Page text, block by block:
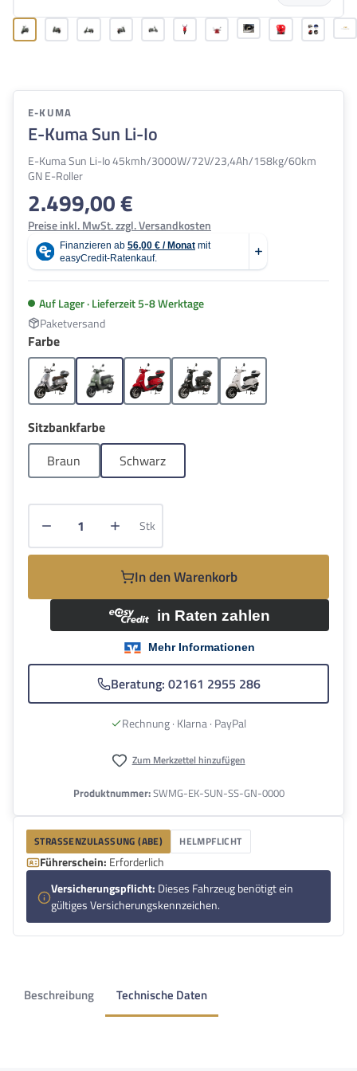
E-KUMA
E-Kuma Sun Li-Io
E-Kuma Sun Li-Io 45kmh/3000W/72V/23,4Ah/158kg/60km
GN E-Roller
Regulärer Preis:
2.499,00 €
Preise inkl. MwSt. zzgl. Versandkosten
Auf Lager · Lieferzeit 5-8 Werktage
Paketversand
Farbeauswählen
Grau Grün Rot SchwarzWeiss
Sitzbankfarbeauswählen
Braun
Schwarz
Produkt Anzahl: Gib den gewünschten
Stk
In den Warenkorb
Beratung: 02161 2955 286
Rechnung · Klarna · PayPal
Zum Merkzettel hinzufügen
Produktnummer:SWMG-EK-SUN-SS-GN-0000
STRASSENZULASSUNG (ABE) HELMPFLICHT
Führerschein: Erforderlich
Versicherungspflicht: Dieses Fahrzeug benötigt ein
gültiges Versicherungskennzeichen.
Beschreibung Technische Daten